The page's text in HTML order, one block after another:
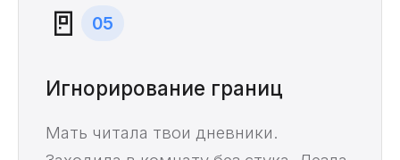
🚪 05
Игнорирование границ
Мать читала твои дневники.